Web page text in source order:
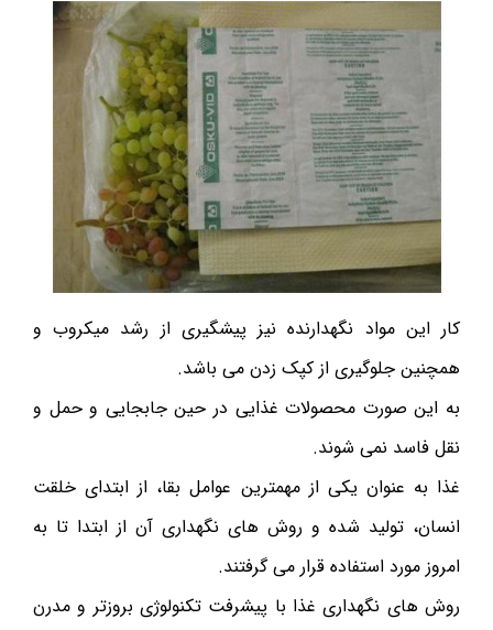
کار این مواد نگهدارنده نیز پیشگیری از رشد میکروب و
همچنین جلوگیری از کپک زدن می باشد.
به این صورت محصولات غذایی در حین جابجایی و حمل و
نقل فاسد نمی شوند.
غذا به عنوان یکی از مهمترین عوامل بقا، از ابتدای خلقت
انسان، تولید شده و روش های نگهداری آن از ابتدا تا به
امروز مورد استفاده قرار می گرفتند.
روش های نگهداری غذا با پیشرفت تکنولوژی بروزتر و مدرن